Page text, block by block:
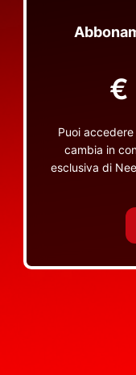
€
Puoi
cambia in
esclusiva di
TV non